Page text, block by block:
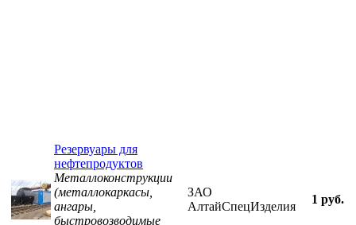
Резервуары для
нефтепродуктов
Металлоконструкции
(металлокаркасы,
ангары,
быстровозводимые
ЗАО
АлтайСпецИзделия
1 руб.